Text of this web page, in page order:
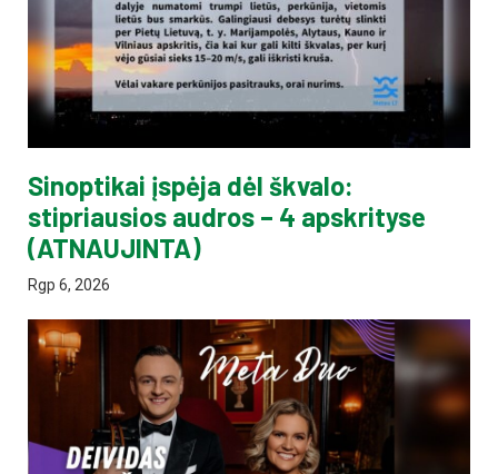
Sinoptikai įspėja dėl škvalo:
stipriausios audros – 4 apskrityse
(ATNAUJINTA)
Rgp 6, 2026